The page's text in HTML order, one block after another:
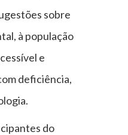
sobre
à população
e
deficiência,
do